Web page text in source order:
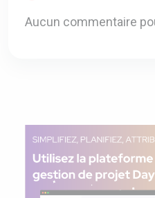
Aucun commentaire